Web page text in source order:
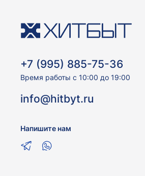
+7 (995) 885-75-36
Время работы с 10:00 до 19:00
info@hitbyt.ru
Напишите нам